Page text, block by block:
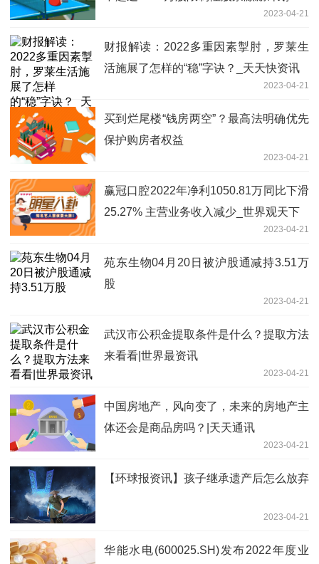
2023-04-21
财报解读：2022多重因素掣肘，罗莱生
活施展了怎样的“稳”字诀？_天天快资讯
2023-04-21
买到烂尾楼“钱房两空”？最高法明确优先
保护购房者权益
2023-04-21
赢冠口腔2022年净利1050.81万同比下滑
25.27% 主营业务收入减少_世界观天下
2023-04-21
苑东生物04月20日被沪股通减持3.51万
股
2023-04-21
武汉市公积金提取条件是什么？提取方法
来看看|世界最资讯
2023-04-21
中国房地产，风向变了，未来的房地产主
体还会是商品房吗？|天天通讯
2023-04-21
【环球报资讯】孩子继承遗产后怎么放弃
2023-04-21
华能水电(600025.SH)发布2022年度业